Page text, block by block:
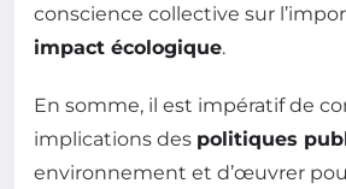
conscience collective sur
impact écologique.
En somme, il est impératif de
implications des politiques
environnement et d’œuvrer